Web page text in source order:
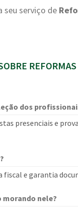
seu serviço de
dos
presenciais e
fiscal e garantia
nele?